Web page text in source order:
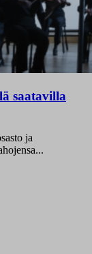
saatavilla
ja